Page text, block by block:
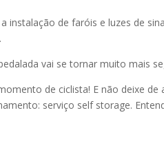
instalação de faróis e luzes de
vai se tornar muito mais
de ciclista! E não deixe de
serviço self storage.